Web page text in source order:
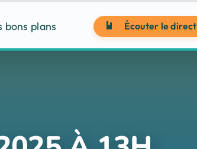
bons plans Écouter le direct